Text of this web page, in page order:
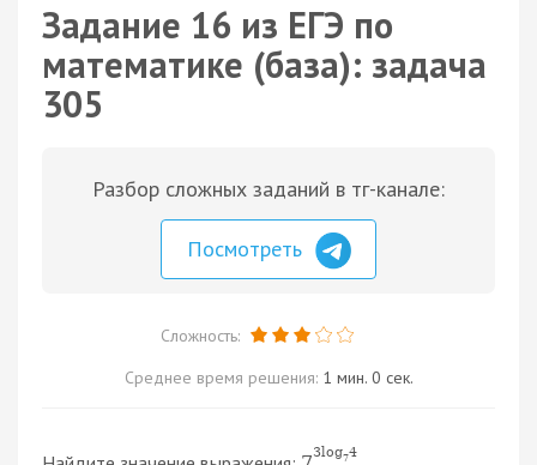
Задание 16 из ЕГЭ по
математике (база): задача
305
Разбор сложных заданий в тг-канале:
Посмотреть
Сложность:
Среднее время решения: 1 мин. 0 сек.
3log74